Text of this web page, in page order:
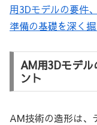
用3Dモデルの要件
準備の基礎を深く掘
AM用3Dモデ
ント
AM技術の造形は、